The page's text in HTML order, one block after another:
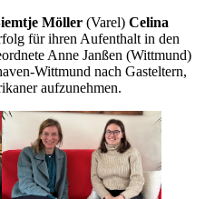
Möller (Varel) Celina
für ihren Aufenthalt in den
Anne Janßen (Wittmund)
Wittmund nach Gasteltern,
aufzunehmen.